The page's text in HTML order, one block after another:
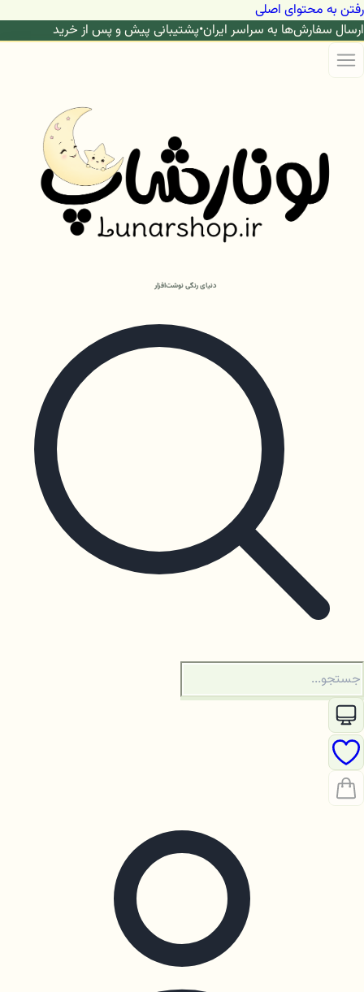
رفتن به محتوای اصلی
ارسال سفارش‌ها به سراسر ایران•پشتیبانی پیش و پس از خرید
دنیای رنگی نوشت‌افزار